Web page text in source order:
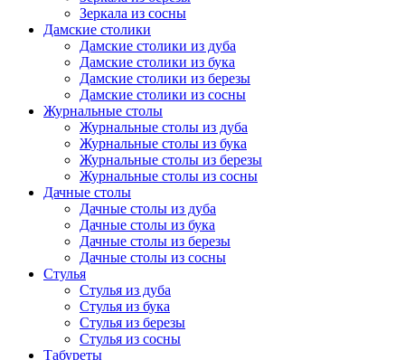
Зеркала из сосны
Дамские столики
Дамские столики из дуба
Дамские столики из бука
Дамские столики из березы
Дамские столики из сосны
Журнальные столы
Журнальные столы из дуба
Журнальные столы из бука
Журнальные столы из березы
Журнальные столы из сосны
Дачные столы
Дачные столы из дуба
Дачные столы из бука
Дачные столы из березы
Дачные столы из сосны
Стулья
Стулья из дуба
Стулья из бука
Стулья из березы
Стулья из сосны
Табуреты